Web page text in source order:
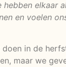
elkaar
en voelen
doen in de
maar we